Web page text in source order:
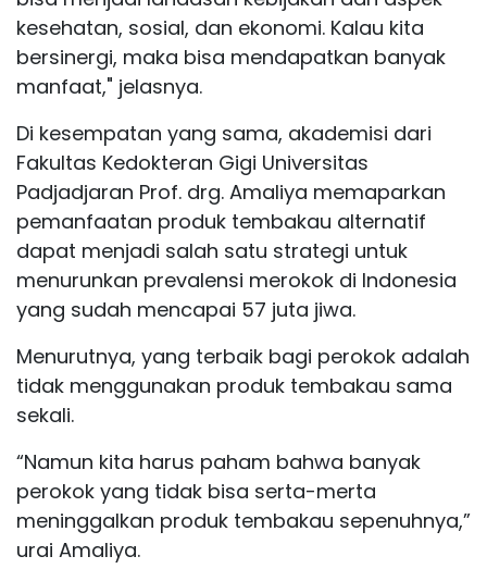
kesehatan, sosial, dan ekonomi. Kalau kita
bersinergi, maka bisa mendapatkan banyak
manfaat," jelasnya.
Di kesempatan yang sama, akademisi dari
Fakultas Kedokteran Gigi Universitas
Padjadjaran Prof. drg. Amaliya memaparkan
pemanfaatan produk tembakau alternatif
dapat menjadi salah satu strategi untuk
menurunkan prevalensi merokok di Indonesia
yang sudah mencapai 57 juta jiwa.
Menurutnya, yang terbaik bagi perokok adalah
tidak menggunakan produk tembakau sama
sekali.
“Namun kita harus paham bahwa banyak
perokok yang tidak bisa serta-merta
meninggalkan produk tembakau sepenuhnya,”
urai Amaliya.